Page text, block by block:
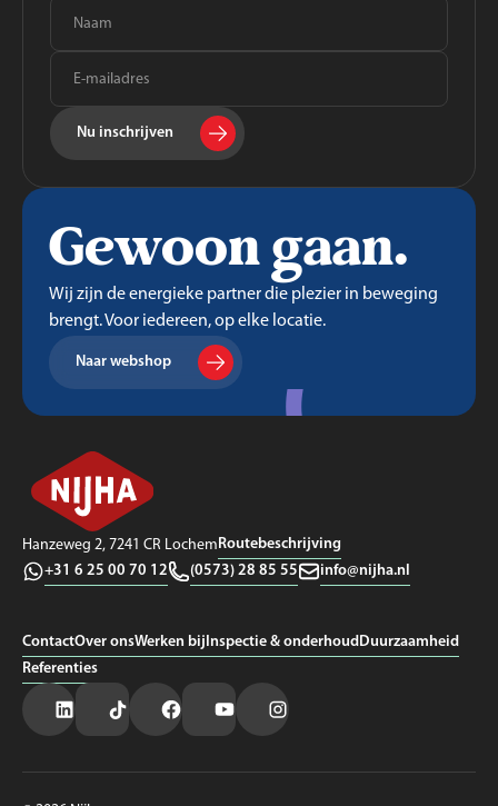
Nu inschrijven
Gewoon gaan.
Wij zijn de energieke partner die plezier in beweging
brengt. Voor iedereen, op elke locatie.
Naar webshop
Hanzeweg 2, 7241 CR LochemRoutebeschrijving
+31 6 25 00 70 12
(0573) 28 85 55 info@nijha.nl
ContactOver onsWerken bijInspectie & onderhoudDuurzaamheid
Referenties